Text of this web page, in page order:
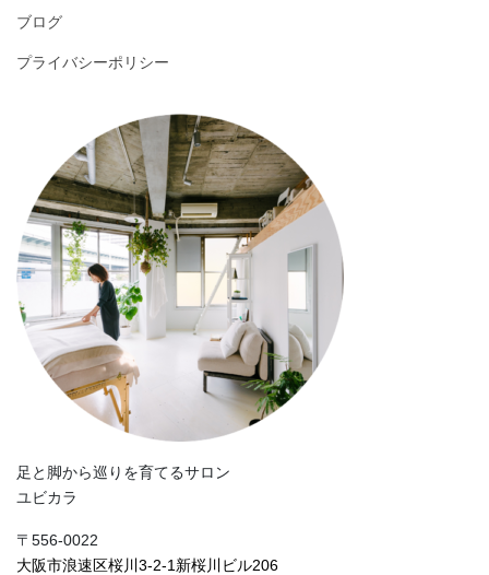
ブログ
プライバシーポリシー
足と脚から巡りを育てるサロン
ユビカラ
〒556-0022
大阪市浪速区桜川3-2-1新桜川ビル206